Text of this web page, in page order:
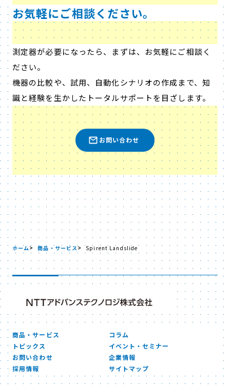
お気軽にご相談ください。
測定器が必要になったら、まずは、お気軽にご相談く
ださい。
機器の比較や、試用、自動化シナリオの作成まで、知
識と経験を生かしたトータルサポートを目ざします。
お問い合わせ
ホーム 商品・サービス Spirent Landslide
商品・サービス
コラム
トピックス
イベント・セミナー
お問い合わせ
企業情報
採用情報
サイトマップ